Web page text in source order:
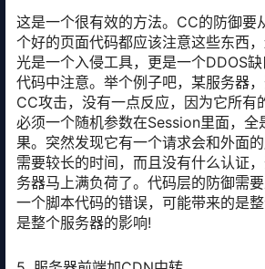
这是一个很有效的方法。CC的防御要
个好的页面代码都应该注意这些东西
光是一个入侵工具，更是一个DDOS
代码中注意。举个例子吧，某服务器
CC攻击，没有一点反应，因为它所有
必须一个随机参数在Session里面，全
果。突然发现它有一个请求会和外面的
需要较长的时间，而且没有什么认证
务器马上满负荷了。代码层的防御需要
一个脚本代码的错误，可能带来的是
是整个服务器的影响!